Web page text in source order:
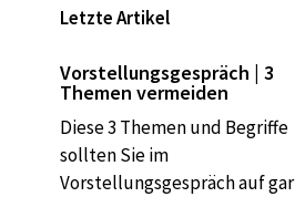
Letzte Artikel
Vorstellungsgespräch | 3
Themen vermeiden
Diese 3 Themen und Begriffe
sollten Sie im
Vorstellungsgespräch auf gar